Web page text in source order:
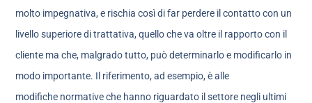
molto impegnativa, e rischia così di far perdere il contatto con un
livello superiore di trattativa, quello che va oltre il rapporto con il
cliente ma che, malgrado tutto, può determinarlo e modificarlo in
modo importante. Il riferimento, ad esempio, è alle
modifiche normative che hanno riguardato il settore negli ultimi